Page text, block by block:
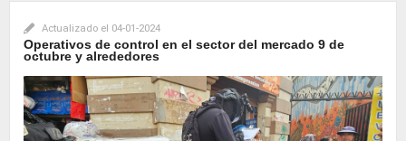
Actualizado el 04-01-2024
Operativos de control en el sector del mercado 9 de
octubre y alrededores